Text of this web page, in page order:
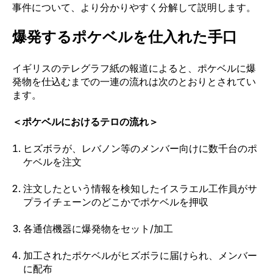
事件について、より分かりやすく分解して説明します。
爆発するポケベルを仕入れた手口
イギリスのテレグラフ紙の報道によると、ポケベルに爆
発物を仕込むまでの一連の流れは次のとおりとされてい
ます。
＜ポケベルにおけるテロの流れ＞
ヒズボラが、レバノン等のメンバー向けに数千台のポ
ケベルを注文
注文したという情報を検知したイスラエル工作員がサ
プライチェーンのどこかでポケベルを押収
各通信機器に爆発物をセット/加工
加工されたポケベルがヒズボラに届けられ、メンバー
に配布